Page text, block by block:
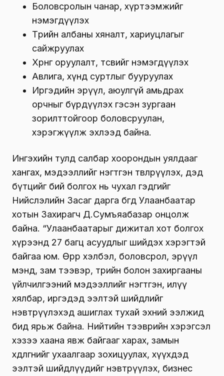
Боловсролын чанар, хүртээмжийг
нэмэгдүүлэх
Төрийн албаны хяналт, хариуцлагыг
сайжруулах
Хөрөнгө оруулалт, төсвийг нэмэгдүүлэх
Авлига, хүнд суртлыг бууруулах
Иргэдийн эрүүл, аюулгүй амьдрах
орчныг бүрдүүлэх гэсэн зургаан
зорилттойгоор боловсруулан,
хэрэгжүүлж эхлээд байна.
Ингэхийн тулд салбар хоорондын уялдааг
хангах, мэдээллийг нэгтгэн төвлөрүүлэх, дэд
бүтцийг бий болгох нь чухал гэдгийг
Нийслэлийн Засаг дарга бөгөөд Улаанбаатар
хотын Захирагч Д.Сумъяабазар онцолж
байна. “Улаанбаатарыг дижитал хот болгох
хүрээнд 27 багц асуудлыг шийдэх хэрэгтэй
байгаа юм. Өөрөөр хэлбэл, боловсрол, эрүүл
мэнд, зам тээвэр, төрийн болон захиргааны
үйлчилгээний мэдээллийг нэгтгэн, илүү
хялбар, иргэдэд ээлтэй шийдлийг
нэвтрүүлэхэд ашиглах тухай эхний ээлжид
бид ярьж байна. Нийтийн тээврийн хэрэгсэл
хэзээ хаана явж байгааг харах, замын
хөдөлгөөнийг ухаалгаар зохицуулах, хүүхдэд
ээлтэй шийдлүүдийг нэвтрүүлэх, бизнес